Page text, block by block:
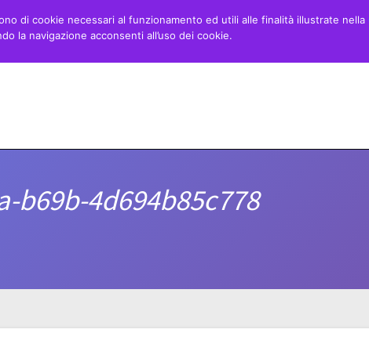
Home Minibasket
b69b-4d694b85c778
di cookie necessari al funzionamento ed utili alle finalità illustrate nella
la navigazione acconsenti all’uso dei cookie.